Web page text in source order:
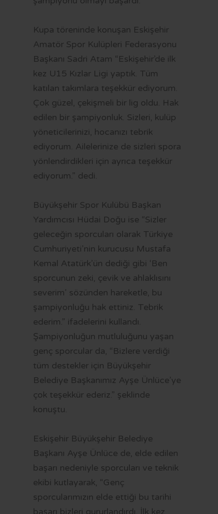
Kupa töreninde konuşan Eskişehir
Amatör Spor Kulüpleri Federasyonu
Başkanı Sadri Atam “Eskişehir’de ilk
kez U15 Kızlar Ligi yaptık. Tüm
katılan takımlara teşekkür ediyorum.
Çok güzel, çekişmeli bir lig oldu. Hak
edilen bir şampiyonluk. Sizleri, kulüp
yöneticilerinizi, hocanızı tebrik
ediyorum. Ailelerinize de sizleri spora
yönlendirdikleri için ayrıca teşekkür
ediyorum.” dedi.
Büyükşehir Spor Kulübü Başkan
Yardımcısı Hüdai Doğu ise “Sizler
geleceğin sporcuları olarak Türkiye
Cumhuriyeti’nin kurucusu Mustafa
Kemal Atatürk’ün dediği gibi ‘Ben
sporcunun zeki, çevik ve ahlaklısını
severim’ sözünden hareketle, bu
şampiyonluğu hak ettiniz. Tebrik
ederim.” ifadelerini kullandı.
Şampiyonluğun mutluluğunu yaşan
genç sporcular da, “Bizlere verdiği
tüm destekler için Büyükşehir
Belediye Başkanımız Ayşe Ünlüce’ye
çok teşekkür ederiz.” şeklinde
konuştu.
Eskişehir Büyükşehir Belediye
Başkanı Ayşe Ünlüce de, elde edilen
başarı nedeniyle sporcuları ve teknik
ekibi kutlayarak, “Genç
sporcularımızın elde ettiği bu tarihi
başarı bizleri gururlandırdı. İlk kez